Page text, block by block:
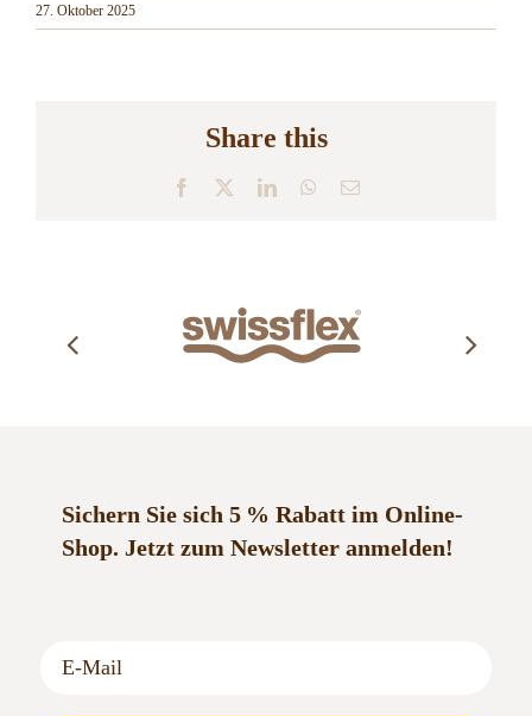
27. Oktober 2025
Share this
Facebook LinkedInWhatsApp
E-
Sichern Sie sich 5 % Rabatt im Online-
Shop. Jetzt zum Newsletter anmelden!